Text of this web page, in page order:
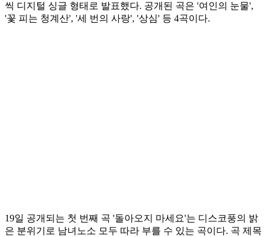
씩 디지털 싱글 형태로 발표했다. 공개된 곡은 '여인의 눈물',
'꽃 피는 청계산', '세 번의 사랑', '상심' 등 4곡이다.
19일 공개되는 첫 번째 곡 '돌아오지 마세요'는 디스코풍의 밝
은 분위기로 남녀노소 모두 따라 부를 수 있는 곡이다. 곡 제목